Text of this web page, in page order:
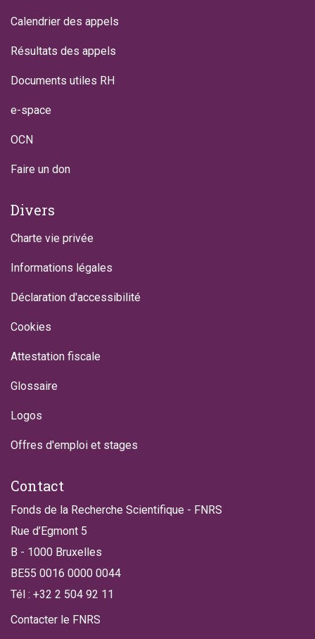
Calendrier des appels
Résultats des appels
Documents utiles RH
e-space
OCN
Faire un don
Divers
Charte vie privée
Informations légales
Déclaration d'accessibilité
Cookies
Attestation fiscale
Glossaire
Logos
Offres d'emploi et stages
Contact
Fonds de la Recherche Scientifique - FNRS
Rue d’Egmont 5
B - 1000 Bruxelles
BE55 0016 0000 0044
Tél : +32 2 504 92 11
Contacter le FNRS